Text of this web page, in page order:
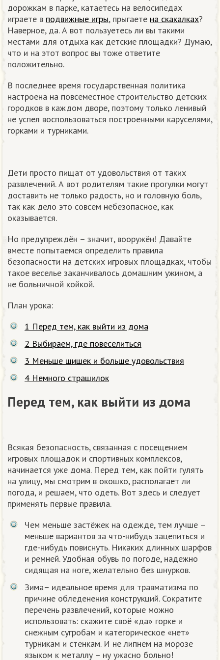
дорожкам в парке, катаетесь на велосипедах
играете в подвижные игры, прыгаете на скакалках?
Наверное, да. А вот пользуетесь ли вы такими
местами для отдыха как детские площадки? Думаю,
что и на этот вопрос вы тоже ответите
положительно.
В последнее время государственная политика
настроена на повсеместное строительство детских
городков в каждом дворе, поэтому только ленивый
не успел воспользоваться построенными каруселями,
горками и турниками.
Дети просто пищат от удовольствия от таких
развлечений. А вот родителям такие прогулки могут
доставить не только радость, но и головную боль,
так как дело это совсем небезопасное, как
оказывается.
Но предупреждён – значит, вооружён! Давайте
вместе попытаемся определить правила
безопасности на детских игровых площадках, чтобы
такое веселье заканчивалось домашним ужином, а
не больничной койкой.
План урока:
1 Перед тем, как выйти из дома
2 Выбираем, где повеселиться
3 Меньше шишек и больше удовольствия
4 Немного страшилок
Перед тем, как выйти из дома
Всякая безопасность, связанная с посещением
игровых площадок и спортивных комплексов,
начинается уже дома. Перед тем, как пойти гулять
на улицу, мы смотрим в окошко, располагает ли
погода, и решаем, что одеть. Вот здесь и следует
применять первые правила.
Чем меньше застёжек на одежде, тем лучше –
меньше вариантов за что-нибудь зацепиться и
где-нибудь повиснуть. Никаких длинных шарфов
и ремней. Удобная обувь по погоде, надежно
сидящая на ноге, желательно без шнурков.
Зима– идеальное время для травматизма по
причине обледенения конструкций. Сократите
перечень развлечений, которые можно
использовать: скажите своё «да» горке и
снежным сугробам и категорическое «нет»
турникам и стенкам. И не липнем на морозе
языком к металлу – ну ужасно больно!